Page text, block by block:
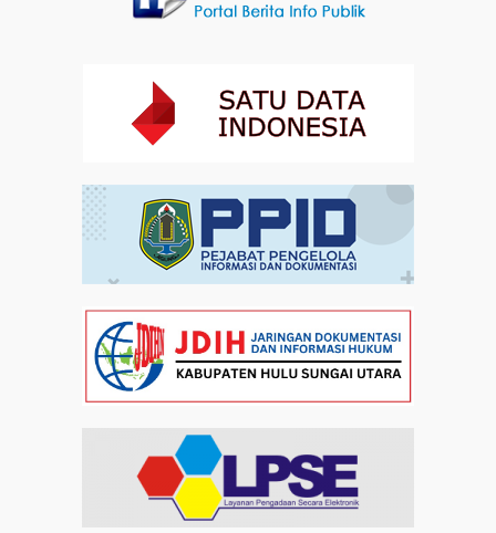
Pandang terhadap Penyandang Disabilitas